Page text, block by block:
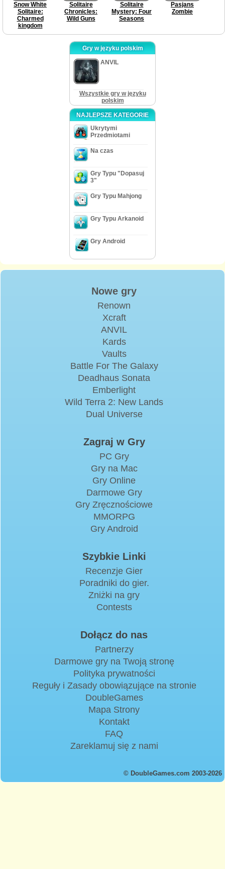
Snow White
Solitaire:
Charmed
kingdom
Solitaire
Chronicles:
Wild Guns
Solitaire
Mystery: Four
Seasons
Pasjans
Zombie
Gry w języku polskim
ANVIL
Wszystkie gry w języku
polskim
NAJLEPSZE KATEGORIE
Ukrytymi
Przedmiotami
Na czas
Gry Typu "Dopasuj
3"
Gry Typu Mahjong
Gry Typu Arkanoid
Gry Android
Nowe gry
Renown
Xcraft
ANVIL
Kards
Vaults
Battle For The Galaxy
Deadhaus Sonata
Emberlight
Wild Terra 2: New Lands
Dual Universe
Zagraj w Gry
PC Gry
Gry na Mac
Gry Online
Darmowe Gry
Gry Zręcznościowe
MMORPG
Gry Android
Szybkie Linki
Recenzje Gier
Poradniki do gier.
Zniżki na gry
Contests
Dołącz do nas
Partnerzy
Darmowe gry na Twoją stronę
Polityka prywatności
Reguły i Zasady obowiązujące na stronie
DoubleGames
Mapa Strony
Kontakt
FAQ
Zareklamuj się z nami
© DoubleGames.com 2003-2026